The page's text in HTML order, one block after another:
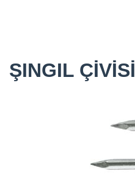
ŞINGIL ÇİVİSİ